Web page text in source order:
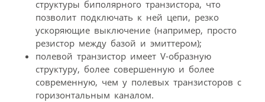
структуры биполярного транзистора, что
позволит подключать к ней цепи, резко
ускоряющие выключение (например, просто
резистор между базой и эмиттером);
полевой транзистор имеет V-образную
структуру, более совершенную и более
современную, чем у полевых транзисторов с
горизонтальным каналом.